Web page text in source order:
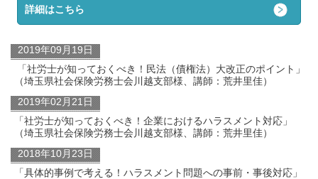
詳細はこちら
2019年09月19日
「社労士が知っておくべき！民法（債権法）大改正のポイント」
（埼玉県社会保険労務士会川越支部様、講師：荒井里佳）
2019年02月21日
「社労士が知っておくべき！企業におけるハラスメント対応」
（埼玉県社会保険労務士会川越支部様、講師：荒井里佳）
2018年10月23日
「具体的事例で考える！ハラスメント問題への事前・事後対応」